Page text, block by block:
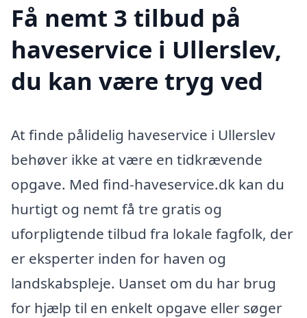
Få nemt 3 tilbud på
haveservice i Ullerslev,
du kan være tryg ved
At finde pålidelig haveservice i Ullerslev
behøver ikke at være en tidkrævende
opgave. Med find-haveservice.dk kan du
hurtigt og nemt få tre gratis og
uforpligtende tilbud fra lokale fagfolk, der
er eksperter inden for haven og
landskabspleje. Uanset om du har brug
for hjælp til en enkelt opgave eller søger